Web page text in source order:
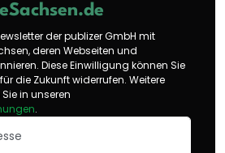
der publizer GmbH mit
deren Webseiten und
Diese Einwilligung können Sie
die Zukunft widerrufen. Weitere
in unseren
.